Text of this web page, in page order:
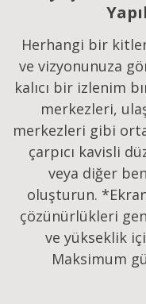
Herhangi bir
ve vizyonunuza
kalıcı bir izlenim
merkezleri,
merkezleri gibi
çarpıcı kavisli
veya diğer
oluşturun.
çözünürlükleri
ve yükseklik
Maksimum